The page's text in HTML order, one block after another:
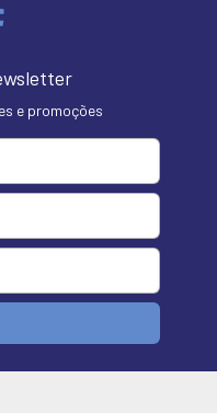
e promoções